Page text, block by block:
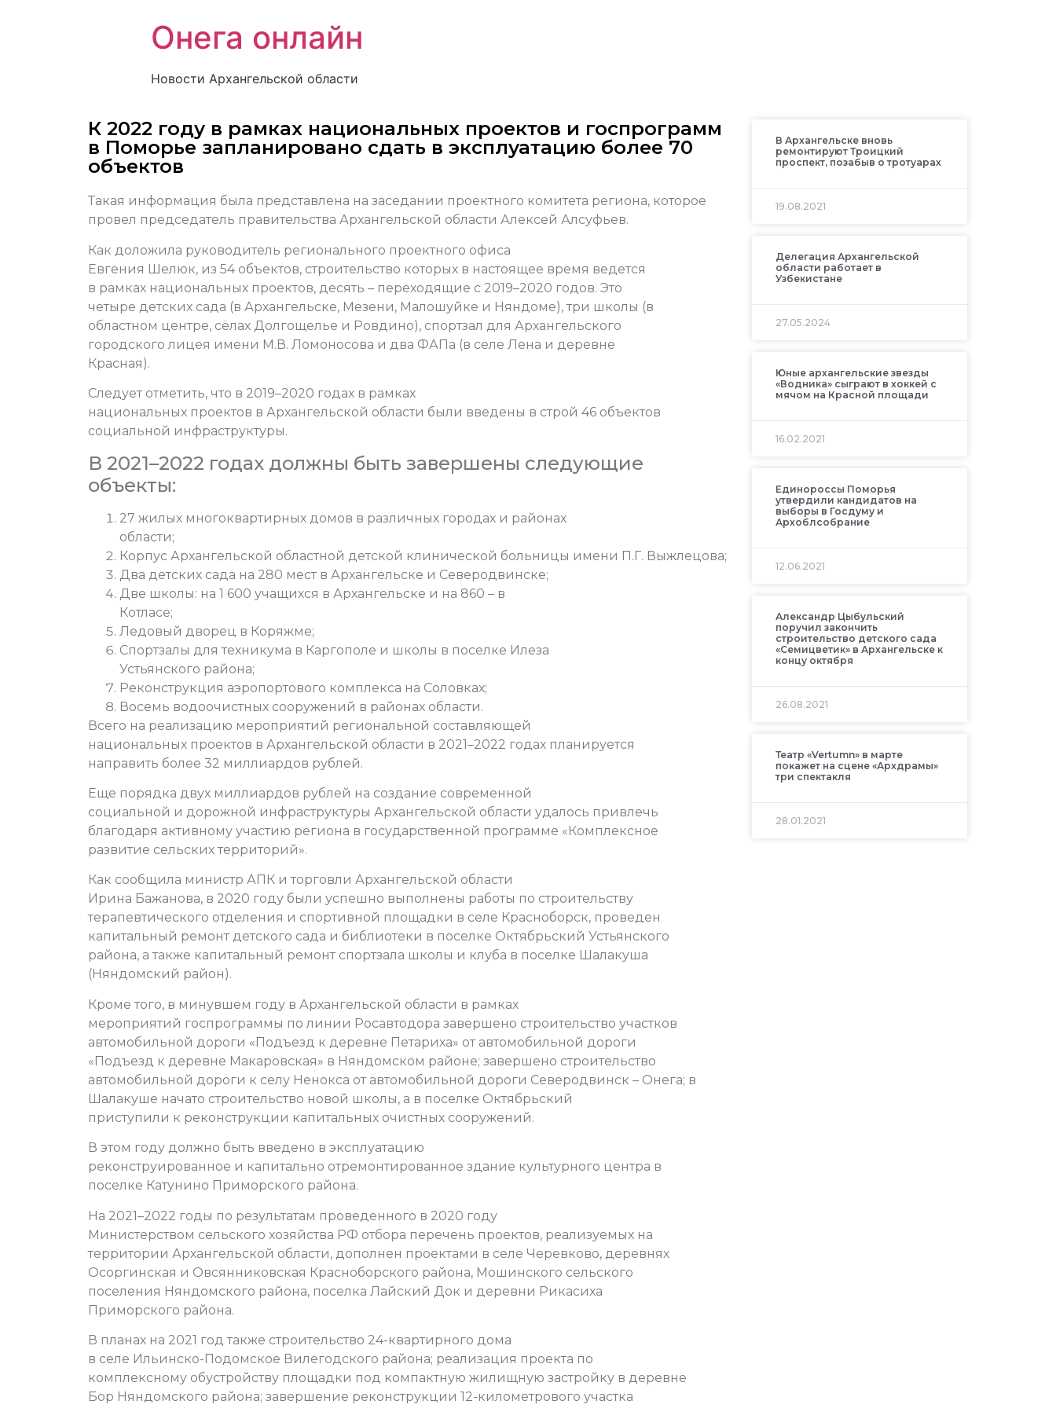
Онега онлайн
Новости Архангельской области
К 2022 году в рамках национальных проектов и госпрограмм
в Поморье запланировано сдать в эксплуатацию более 70
объектов
Такая информация была представлена на заседании проектного комитета региона, которое
провел председатель правительства Архангельской области Алексей Алсуфьев.
Как доложила руководитель регионального проектного офиса
Евгения Шелюк, из 54 объектов, строительство которых в настоящее время ведется
в рамках национальных проектов, десять – переходящие с 2019–2020 годов. Это
четыре детских сада (в Архангельске, Мезени, Малошуйке и Няндоме), три школы (в
областном центре, сёлах Долгощелье и Ровдино), спортзал для Архангельского
городского лицея имени М.В. Ломоносова и два ФАПа (в селе Лена и деревне
Красная).
Следует отметить, что в 2019–2020 годах в рамках
национальных проектов в Архангельской области были введены в строй 46 объектов
социальной инфраструктуры.
В 2021–2022 годах должны быть завершены следующие
объекты:
27 жилых многоквартирных домов в различных городах и районах
области;
Корпус Архангельской областной детской клинической больницы имени П.Г. Выжлецова;
Два детских сада на 280 мест в Архангельске и Северодвинске;
Две школы: на 1 600 учащихся в Архангельске и на 860 – в
Котласе;
Ледовый дворец в Коряжме;
Спортзалы для техникума в Каргополе и школы в поселке Илеза
Устьянского района;
Реконструкция аэропортового комплекса на Соловках;
Восемь водоочистных сооружений в районах области.
Всего на реализацию мероприятий региональной составляющей
национальных проектов в Архангельской области в 2021–2022 годах планируется
направить более 32 миллиардов рублей.
Еще порядка двух миллиардов рублей на создание современной
социальной и дорожной инфраструктуры Архангельской области удалось привлечь
благодаря активному участию региона в государственной программе «Комплексное
развитие сельских территорий».
Как сообщила министр АПК и торговли Архангельской области
Ирина Бажанова, в 2020 году были успешно выполнены работы по строительству
терапевтического отделения и спортивной площадки в селе Красноборск, проведен
капитальный ремонт детского сада и библиотеки в поселке Октябрьский Устьянского
района, а также капитальный ремонт спортзала школы и клуба в поселке Шалакуша
(Няндомский район).
Кроме того, в минувшем году в Архангельской области в рамках
мероприятий госпрограммы по линии Росавтодора завершено строительство участков
автомобильной дороги «Подъезд к деревне Петариха» от автомобильной дороги
«Подъезд к деревне Макаровская» в Няндомском районе; завершено строительство
автомобильной дороги к селу Ненокса от автомобильной дороги Северодвинск – Онега; в
Шалакуше начато строительство новой школы, а в поселке Октябрьский
приступили к реконструкции капитальных очистных сооружений.
В этом году должно быть введено в эксплуатацию
реконструированное и капитально отремонтированное здание культурного центра в
поселке Катунино Приморского района.
На 2021–2022 годы по результатам проведенного в 2020 году
Министерством сельского хозяйства РФ отбора перечень проектов, реализуемых на
территории Архангельской области, дополнен проектами в селе Черевково, деревнях
Осоргинская и Овсянниковская Красноборского района, Мошинского сельского
поселения Няндомского района, поселка Лайский Док и деревни Рикасиха
Приморского района.
В планах на 2021 год также строительство 24-квартирного дома
в селе Ильинско-Подомское Вилегодского района; реализация проекта по
комплексному обустройству площадки под компактную жилищную застройку в деревне
Бор Няндомского района; завершение реконструкции 12-километрового участка
В Архангельске вновь
ремонтируют Троицкий
проспект, позабыв о тротуарах
19.08.2021
Делегация Архангельской
области работает в
Узбекистане
27.05.2024
Юные архангельские звезды
«Водника» сыграют в хоккей с
мячом на Красной площади
16.02.2021
Единороссы Поморья
утвердили кандидатов на
выборы в Госдуму и
Архоблсобрание
12.06.2021
Александр Цыбульский
поручил закончить
строительство детского сада
«Семицветик» в Архангельске к
концу октября
26.08.2021
Театр «Vertumn» в марте
покажет на сцене «Архдрамы»
три спектакля
28.01.2021